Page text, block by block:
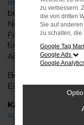
Inzahlungnahme,
bei Ihrem Audi
Nordenham. Mit
Fahrzeugen und
finden Sie bei uns
Ansprüche erfüllt.
Besuchen Sie uns
Expertenteam
Kategorie
Audi Q8
zu verbessern.
die von dritten
Sie auf
zu schalten, die
Google Tag
Google Ads
Google